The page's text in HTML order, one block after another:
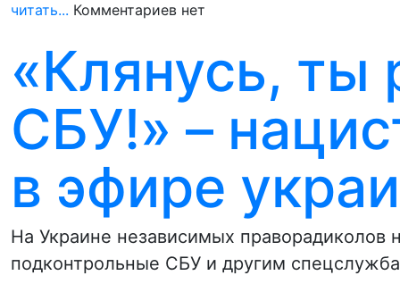
читать... Комментариев нет
«Клянусь, ты
СБУ!» –
в эфире
На Украине независимых праворадиколов
подконтрольные СБУ и другим